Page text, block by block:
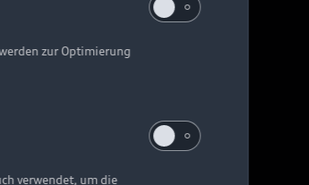
Digital Services Act
zur Optimierung
verwendet, um die